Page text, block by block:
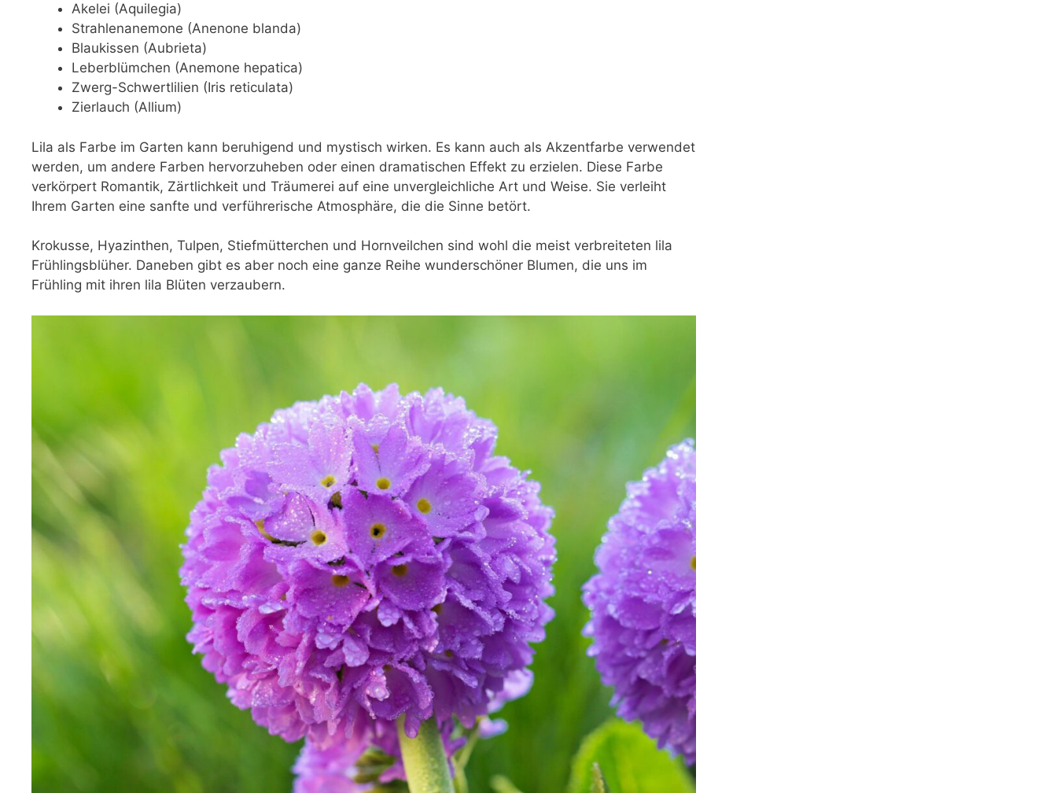
Akelei (Aquilegia)
Strahlenanemone (Anenone blanda)
Blaukissen (Aubrieta)
Leberblümchen (Anemone hepatica)
Zwerg-Schwertlilien (Iris reticulata)
Zierlauch (Allium)
Lila als Farbe im Garten kann beruhigend und mystisch wirken. Es kann auch als Akzentfarbe verwendet
werden, um andere Farben hervorzuheben oder einen dramatischen Effekt zu erzielen. Diese Farbe
verkörpert Romantik, Zärtlichkeit und Träumerei auf eine unvergleichliche Art und Weise. Sie verleiht
Ihrem Garten eine sanfte und verführerische Atmosphäre, die die Sinne betört.
Krokusse, Hyazinthen, Tulpen, Stiefmütterchen und Hornveilchen sind wohl die meist verbreiteten lila
Frühlingsblüher. Daneben gibt es aber noch eine ganze Reihe wunderschöner Blumen, die uns im
Frühling mit ihren lila Blüten verzaubern.